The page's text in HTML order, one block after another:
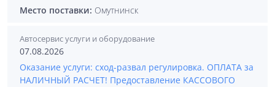
Место поставки: Омутнинск
Автосервис услуги и оборудование
07.08.2026
Оказание услуги: сход-развал регулировка. ОПЛАТА за
НАЛИЧНЫЙ РАСЧЕТ! Предоставление КАССОВОГО